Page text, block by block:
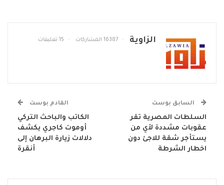
الزاوية 16387 المشاركات 15 تعليقات
السابق بوست
السلطات المصرية تقر
عقوبات مشددة لأي من
يستأجر شقة للاجئ دون
اخطار الشرطة
القادم بوست
الكاتب والباحث التركي
أوموت كاجري يكشف
دلالات زيارة البرهان إلى
أنقرة